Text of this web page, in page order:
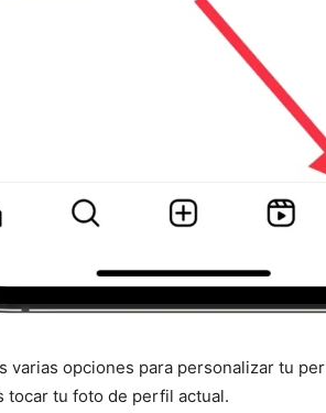
varias opciones para personalizar tu
tocar tu foto de perfil actual.